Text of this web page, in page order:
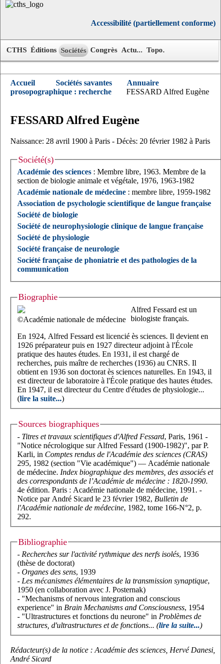
Accessibilité (partiellement conforme)
CTHS Éditions Sociétés Congrès Actu... Topo.
Accueil Sociétés savantes
Annuaire
prosopographique : recherche
FESSARD Alfred Eugène
FESSARD Alfred Eugène
Naissance: 28 avril 1900 à Paris - Décès: 20 février 1982 à Paris
Société(s)
Académie des sciences : Membre libre, 1963. Membre de la
section de biologie animale et végétale, 1976, 1963-1982
Académie nationale de médecine : membre libre, 1959-1982
Association de psychologie scientifique de langue française
Société de biologie
Société de neurophysiologie clinique de langue française
Société de physiologie
Société française de neurologie
Société française de phoniatrie et des pathologies de la
communication
Biographie
©Académie nationale de médecine
Alfred Fessard est un
biologiste français.
En 1924, Alfred Fessard est licencié ès sciences. Il devient en
1926 préparateur puis en 1927 directeur adjoint à l'École
pratique des hautes études. En 1931, il est chargé de
recherches, puis maître de recherches (1936) au CNRS. Il
obtient en 1936 son doctorat ès sciences naturelles. En 1943, il
est directeur de laboratoire à l'École pratique des hautes études.
En 1947, il est directeur du Centre d'études de physiologie...
(lire la suite...)
Sources biographiques
- Titres et travaux scientifiques d'Alfred Fessard, Paris, 1961 -
"Notice nécrologique sur Alfred Fessard (1900-1982)", par P.
Karli, in Comptes rendus de l'Académie des sciences (CRAS)
295, 1982 (section "Vie académique") — Académie nationale
de médecine. Index biographique des membres, des associés et
des correspondants de l’Académie de médecine : 1820-1990.
4e édition. Paris : Académie nationale de médecine, 1991. -
Notice par André Sicard le 23 février 1982, Bulletin de
l'Académie nationale de médecine, 1982, tome 166-N°2, p.
292.
Bibliographie
- Recherches sur l'activité rythmique des nerfs isolés, 1936
(thèse de doctorat)
- Organes des sens, 1939
- Les mécanismes élémentaires de la transmission synaptique,
1950 (en collaboration avec J. Posternak)
- "Mechanisms of nervous integration and conscious
experience" in Brain Mechanisms and Consciousness, 1954
- "Ultrastructures et fonctions du neurone" in Problèmes de
structures, d'ultrastructures et de fonctions... (lire la suite...)
Rédacteur(s) de la notice : Académie des sciences, Hervé Danesi,
André Sicard